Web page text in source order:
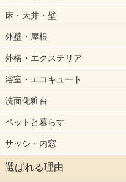
床・天井・壁
外壁・屋根
外構・エクステリア
浴室・エコキュート
洗面化粧台
ペットと暮らす
サッシ・内窓
選ばれる理由